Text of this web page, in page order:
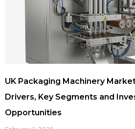
UK Packaging Machinery
Drivers, Key Segments and
Opportunities